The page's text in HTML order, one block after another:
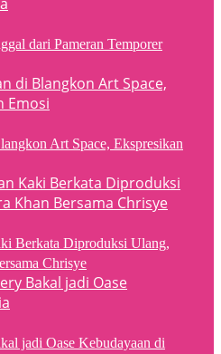
dari Pameran Temporer
Art Space, Ekspresikan
Berkata Diproduksi Ulang,
Chrisye
jadi Oase Kebudayaan di